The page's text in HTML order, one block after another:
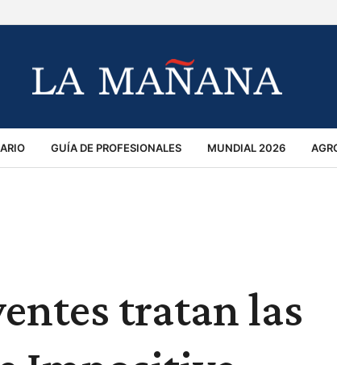
GUÍA DE PROFESIONALES MUNDIAL 2026
tratan las